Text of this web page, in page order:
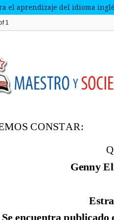
el aprendizaje del idioma